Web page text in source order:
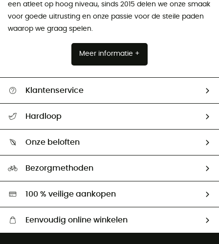
een atleet op hoog niveau, sinds 2015 delen we onze smaak
voor goede uitrusting en onze passie voor de steile paden
waarop we graag spelen.
Meer informatie +
Klantenservice
Mijn zending volgen
Retourzendingen & Terugbetalingen
Hardloop
Ambassadeurs
Onze beloften
Hardgreen
Bezorgmethoden
100 % veilige aankopen
Eenvoudig online winkelen